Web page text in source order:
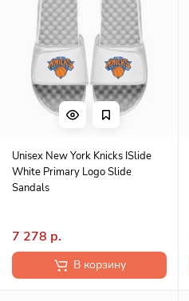
Unisex New York Knicks ISlide
White Primary Logo Slide
Sandals
7 278 р.
В корзину